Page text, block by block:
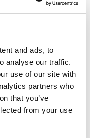
and ads, to
analyse our traffic.
use of our site with
partners who
that you’ve
from your use